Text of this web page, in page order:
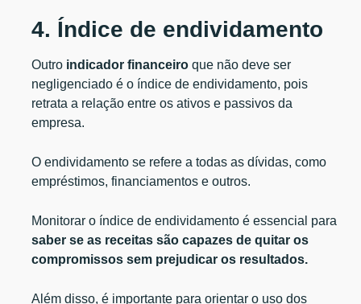
4. Índice de endividamento
Outro indicador financeiro que não deve ser
negligenciado é o índice de endividamento, pois
retrata a relação entre os ativos e passivos da
empresa.
O endividamento se refere a todas as dívidas, como
empréstimos, financiamentos e outros.
Monitorar o índice de endividamento é essencial para
saber se as receitas são capazes de quitar os
compromissos sem prejudicar os resultados.
Além disso, é importante para orientar o uso dos